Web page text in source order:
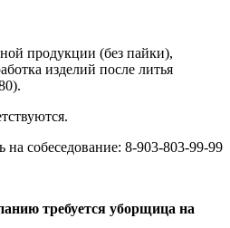
продукции (без пайки),
изделий после литья
на собеседование: 8-903-803-99-99
требуется уборщица на